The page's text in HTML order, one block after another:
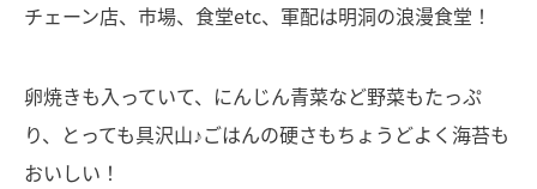
チェーン店、市場、食堂etc、軍配は明洞の浪漫食堂！
卵焼きも入っていて、にんじん青菜など野菜もたっぷ
り、とっても具沢山♪ごはんの硬さもちょうどよく海苔も
おいしい！